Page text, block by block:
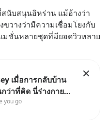
สนับสนุนอิหร่าน แม้อ้างว่า
ขวางว่ามีความเชื่อมโยงกับ
มชั่นหลายชุดที่มียอดวิวหลาย
เมื่อการกลับบ้าน
ว่าที่คิด นี่ร่างกาย
ลับบ้านจริงหรือ
you go